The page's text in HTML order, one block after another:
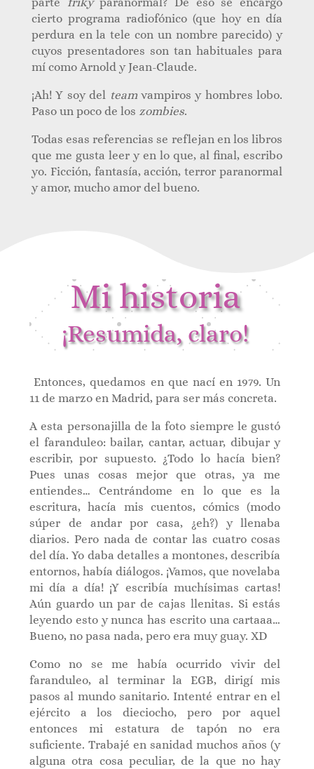
cierto programa radiofónico (que hoy en día
perdura en la tele con un nombre parecido) y
cuyos presentadores son tan habituales para
mí como Arnold y Jean-Claude.
¡Ah! Y soy del teamvampiros y hombres lobo.
Paso un poco de los zombies.
Todas esas referencias se reflejan en los libros
que me gusta leer y en lo que, al final, escribo
yo. Ficción, fantasía, acción, terror paranormal
y amor, mucho amor del bueno.
Mi historia
¡Resumida, claro!
Entonces, quedamos en que nací en 1979. Un
11 de marzo en Madrid, para ser más concreta.
A esta personajilla de la foto siempre le gustó
el faranduleo: bailar, cantar, actuar, dibujar y
escribir, por supuesto. ¿Todo lo hacía bien?
Pues unas cosas mejor que otras, ya me
entiendes… Centrándome en lo que es la
escritura, hacía mis cuentos, cómics (modo
súper de andar por casa, ¿eh?) y llenaba
diarios. Pero nada de contar las cuatro cosas
del día. Yo daba detalles a montones, describía
entornos, había diálogos. ¡Vamos, que novelaba
mi día a día! ¡Y escribía muchísimas cartas!
Aún guardo un par de cajas llenitas. Si estás
leyendo esto y nunca has escrito una cartaaa…
Bueno, no pasa nada, pero era muy guay. XD
Como no se me había ocurrido vivir del
faranduleo, al terminar la EGB, dirigí mis
pasos al mundo sanitario. Intenté entrar en el
ejército a los dieciocho, pero por aquel
entonces mi estatura de tapón no era
suficiente. Trabajé en sanidad muchos años (y
alguna otra cosa peculiar, de la que no hay